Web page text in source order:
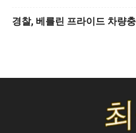
경찰, 베를린 프라이드 차량